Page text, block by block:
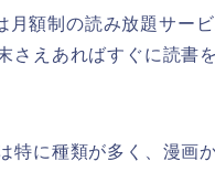
額制の読み放題サー
さえあればすぐに読書
特に種類が多く、漫画